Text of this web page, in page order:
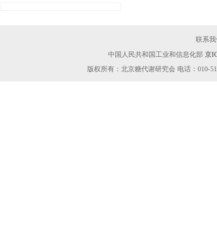
联系
中国人民共和国工业和信息化部京
版权所有：北京糖代谢研究会 电话：010-